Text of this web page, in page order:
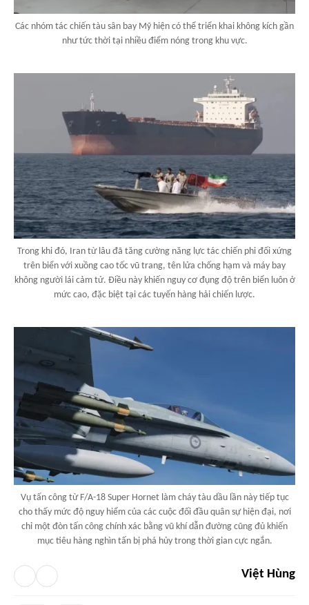
Các nhóm tác chiến tàu sân bay Mỹ hiện có thể triển khai không kích gần
như tức thời tại nhiều điểm nóng trong khu vực.
Trong khi đó, Iran từ lâu đã tăng cường năng lực tác chiến phi đối xứng
trên biển với xuồng cao tốc vũ trang, tên lửa chống hạm và máy bay
không người lái cảm tử. Điều này khiến nguy cơ đụng độ trên biển luôn ở
mức cao, đặc biệt tại các tuyến hàng hải chiến lược.
Vụ tấn công từ F/A-18 Super Hornet làm cháy tàu dầu lần này tiếp tục
cho thấy mức độ nguy hiểm của các cuộc đối đầu quân sự hiện đại, nơi
chỉ một đòn tấn công chính xác bằng vũ khí dẫn đường cũng đủ khiến
mục tiêu hàng nghìn tấn bị phá hủy trong thời gian cực ngắn.
Việt Hùng